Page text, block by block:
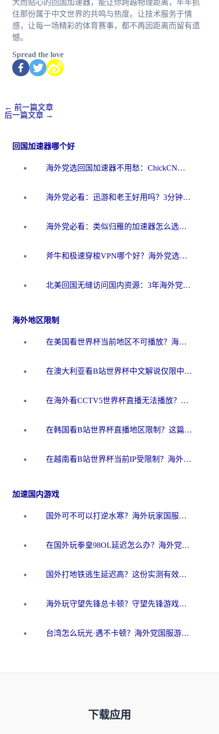
大而贴心的回国加速器，能让你跨越物理距离，牢牢抓
住那份属于中文世界的共鸣与热度。让技术服务于情
感，让每一场精彩的体育赛事，都不再因距离而留有遗
憾。
Spread the love
← 前一篇文章
后一篇文章 →
回国加速器哪个好
海外党选回国加速器不用愁：ChickCN和洞见哪个好？一篇搞定所有疑问
海外党必看：迅游和老王好用吗？3分钟选对加速国内网络的加速器
海外党必看：类似归雁的加速器怎么选？一篇搞定无缝访问国内资源
斧牛和极速穿梭VPN哪个好？海外党选回国加速器必看的真实对比与避坑指南
北美回国无缝访问国内资源：3年海外党亲测的加速器选择指南
海外地区限制
在美国看世界杯当前地区不可播放？海外党体育观赛终极指南来了！
在澳大利亚看B站世界杯中文解说仅限中国大陆？这篇指南帮你打破限制看遍赛事
在海外看CCTV5世界杯直播无法播放？这篇指南让你和国内球迷同步呐喊
在韩国看B站世界杯直播地区限制？这篇指南让你告别“当前地区不可播放”
在越南看B站世界杯当前IP受限制？海外党体育观赛终极指南来了
加速国内游戏
国外可不可以打逆水寒？海外玩家国服畅玩终极指南（附漫威荒野乱斗加速方案）
在国外玩拳皇98OL延迟怎么办？海外党亲测有效的低延迟指南
国外打地铁逃生延迟高？这份实测有效的低延迟指南帮你吃鸡
海外玩守望先锋总卡顿？守望先锋游戏加速器在哪里买&避坑指南（附欧洲非洲游戏实测）
台湾怎么玩光·遇不卡顿？海外党国服游戏加速终极攻略（附实测体验）
下载应用